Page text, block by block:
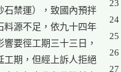
石禁運），致國內預拌
料源不足，依九十四年
要徑工期三十三日，
工期，但經上訴人拒絕
23
24
25
26
27